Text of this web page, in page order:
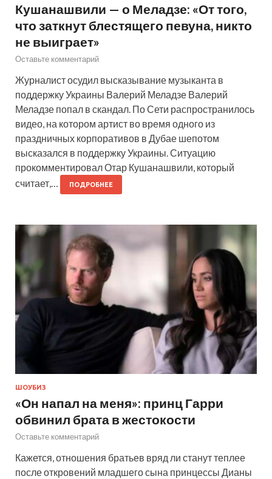
Кушанашвили — о Меладзе: «От того,
что заткнут блестящего певуна, никто
не выиграет»
Оставьте комментарий
Журналист осудил высказывание музыканта в
поддержку Украины Валерий Меладзе Валерий
Меладзе попал в скандал. По Сети распространилось
видео, на котором артист во время одного из
праздничных корпоративов в Дубае шепотом
высказался в поддержку Украины. Ситуацию
прокомментировал Отар Кушанашвили, который
считает,…
ПОДРОБНЕЕ
ШОУБИЗ
«Он напал на меня»: принц Гарри
обвинил брата в жестокости
Оставьте комментарий
Кажется, отношения братьев вряд ли станут теплее
после откровений младшего сына принцессы Дианы